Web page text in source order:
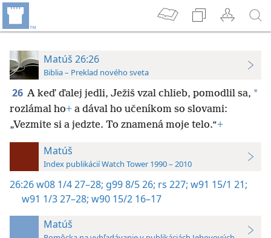
Matúš 26:26
Biblia – Preklad nového sveta
26 A keď ďalej jedli, Ježiš vzal chlieb, pomodlil sa, *
rozlámal ho+ a dával ho učeníkom so slovami:
„Vezmite si a jedzte. To znamená moje telo.“+
Matúš
Index publikácií Watch Tower 1990 – 2010
26:26w08 1/4 27–28; g99 8/5 26; rs 227; w91 15/1 21;
w91 1/3 27–28; w90 15/2 16–17
Matúš